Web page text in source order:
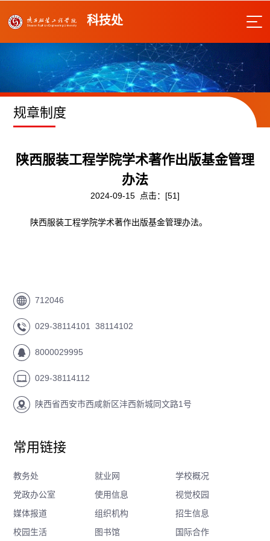
科技处
规章制度
​陕西服装工程学院学术著作出版基金管理
办法
2024-09-15 点击：[51]
陕西服装工程学院学术著作出版基金管理办法。
712046
029-38114101 38114102
8000029995
029-38114112
陕西省西安市西咸新区沣西新城同文路1号
常用链接
教务处 就业网
学校概况
党政办公室
使用信息
视觉校园
媒体报道
组织机构
招生信息
校园生活
图书馆 国际合作